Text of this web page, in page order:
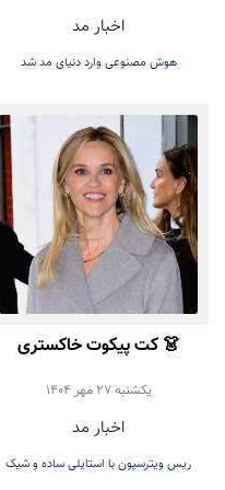
اخبار مد
هوش مصنوعی وارد دنیای مد شد
👗 کت پیکوت خاکستری
روشن؛ انتخاب شیک Reese
Witherspoon برای پاییز
۲۰۲۵
يكشنبه 27 مهر 1404
اخبار مد
ریس ویترسپون با استایلی ساده و شیک